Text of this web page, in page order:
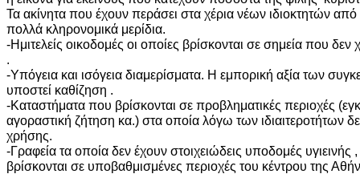
Τα ακίνητα που έχουν περάσει στα χέρια νέων ιδιοκτητών
πολλά κληρονομικά μερίδια.
-Ημιτελείς οικοδομές οι οποίες βρίσκονται σε σημεία που δεν
.
-Υπόγεια και ισόγεια διαμερίσματα. Η εμπορική αξία των
υποστεί καθίζηση .
-Καταστήματα που βρίσκονται σε προβληματικές περιοχές
αγοραστική ζήτηση κα.) στα οποία λόγω των ιδιαιτεροτήτων
χρήσης.
-Γραφεία τα οποία δεν έχουν στοιχειώδεις υποδομές υγιεινής ,
βρίσκονται σε υποβαθμισμένες περιοχές του κέντρου της